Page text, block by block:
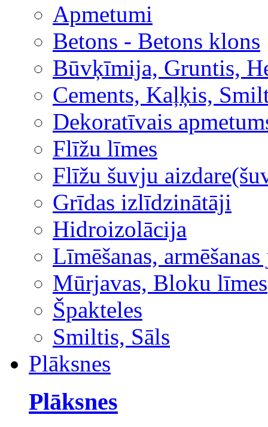
Apmetumi
Betons - Betons klons
Būvķīmija, Gruntis,
Cements, Kaļķis,
Dekoratīvais
Flīžu līmes
Flīžu šuvju
Grīdas izlīdzinātāji
Hidroizolācija
Līmēšanas, armēšanas
Mūrjavas, Bloku līmes
Špakteles
Smiltis, Sāls
Plāksnes
Plāksnes